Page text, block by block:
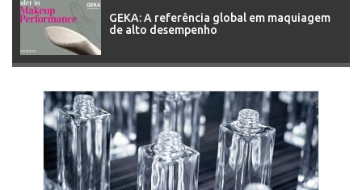
GEKA: A referência global em maquiagem
de alto desempenho